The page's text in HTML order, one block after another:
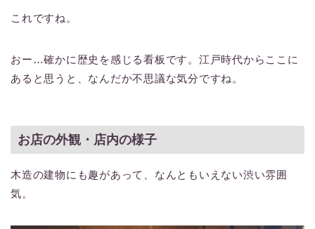
これですね。
おー…確かに歴史を感じる看板です。江戸時代からここに
あると思うと、なんだか不思議な気分ですね。
お店の外観・店内の様子
木造の建物にも趣があって、なんともいえない渋い雰囲
気。